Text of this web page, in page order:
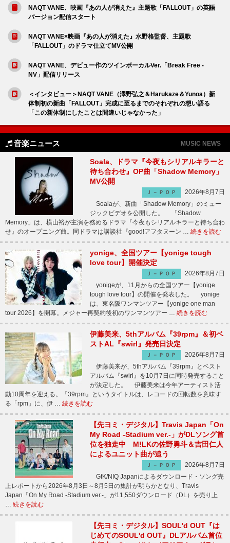
NAQT VANE、映画『あの人が消えた』主題歌「FALLOUT」の英語
バージョン配信スタート
NAQT VANE×映画『あの人が消えた』水野格監督、主題歌
「FALLOUT」のドラマ仕立てMV公開
NAQT VANE、デビュー作のツインボーカルVer.「Break Free -
NV」配信リリース
＜インタビュー＞NAQT VANE（澤野弘之＆Harukaze＆Yunoa）新
体制初の新曲「FALLOUT」完成に至るまでのそれぞれの想い語る
「この新体制にしたことは間違いじゃなかった」
音楽ニュース MUSIC NEWS
Soala、ドラマ『今夜もシリアルキラーと
待ち合わせ』OP曲「Shadow Memory」
MV公開
Ｊ－ＰＯＰ
2026年8月7日
Soalaが、新曲「Shadow Memory」のミュー
ジックビデオを公開した。 「Shadow
Memory」は、横山裕が主演を務めるドラマ『今夜もシリアルキラーと待ち合わ
せ』のオープニング曲。同ドラマは講談社『good!アフタヌーン … 続きを読む
yonige、全国ツアー【yonige tough
love tour】開催決定
Ｊ－ＰＯＰ
2026年8月7日
yonigeが、11月からの全国ツアー【yonige
tough love tour】の開催を発表した。 yonige
は、東名阪ワンマンツアー【yonige one man
tour 2026】を開幕。メジャー再契約後初のワンマンツアー … 続きを読む
伊藤美来、5thアルバム『39rpm』＆初ベ
ストAL『swirl』発売日決定
Ｊ－ＰＯＰ
2026年8月7日
伊藤美来が、5thアルバム『39rpm』とベスト
アルバム『swirl』を10月7日に同時発売すること
が決定した。 伊藤美来は今年アーティスト活
動10周年を迎える。『39rpm』というタイトルは、レコードの回転数を意味す
る「rpm」に、伊 … 続きを読む
【先ヨミ・デジタル】Travis Japan「On
My Road -Stadium ver.-」がDLソング首
位を独走中 M!LKの佐野勇斗＆吉田仁人
によるユニット曲が追う
Ｊ－ＰＯＰ
2026年8月7日
GfK/NIQ Japanによるダウンロード・ソング売
上レポートから2026年8月3日～8月5日の集計が明らかとなり、Travis
Japan「On My Road -Stadium ver.-」が11,550ダウンロード（DL）を売り上
… 続きを読む
【先ヨミ・デジタル】SOUL'd OUT『は
じめてのSOUL'd OUT』DLアルバム首位